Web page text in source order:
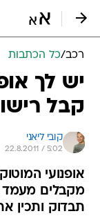
רכב/כל הכתבות
יש לך
קבל
קובי ליאני
22.8.2011 / 5:02
אופנועי
מקבלים מעמד
תבדוק ותכין